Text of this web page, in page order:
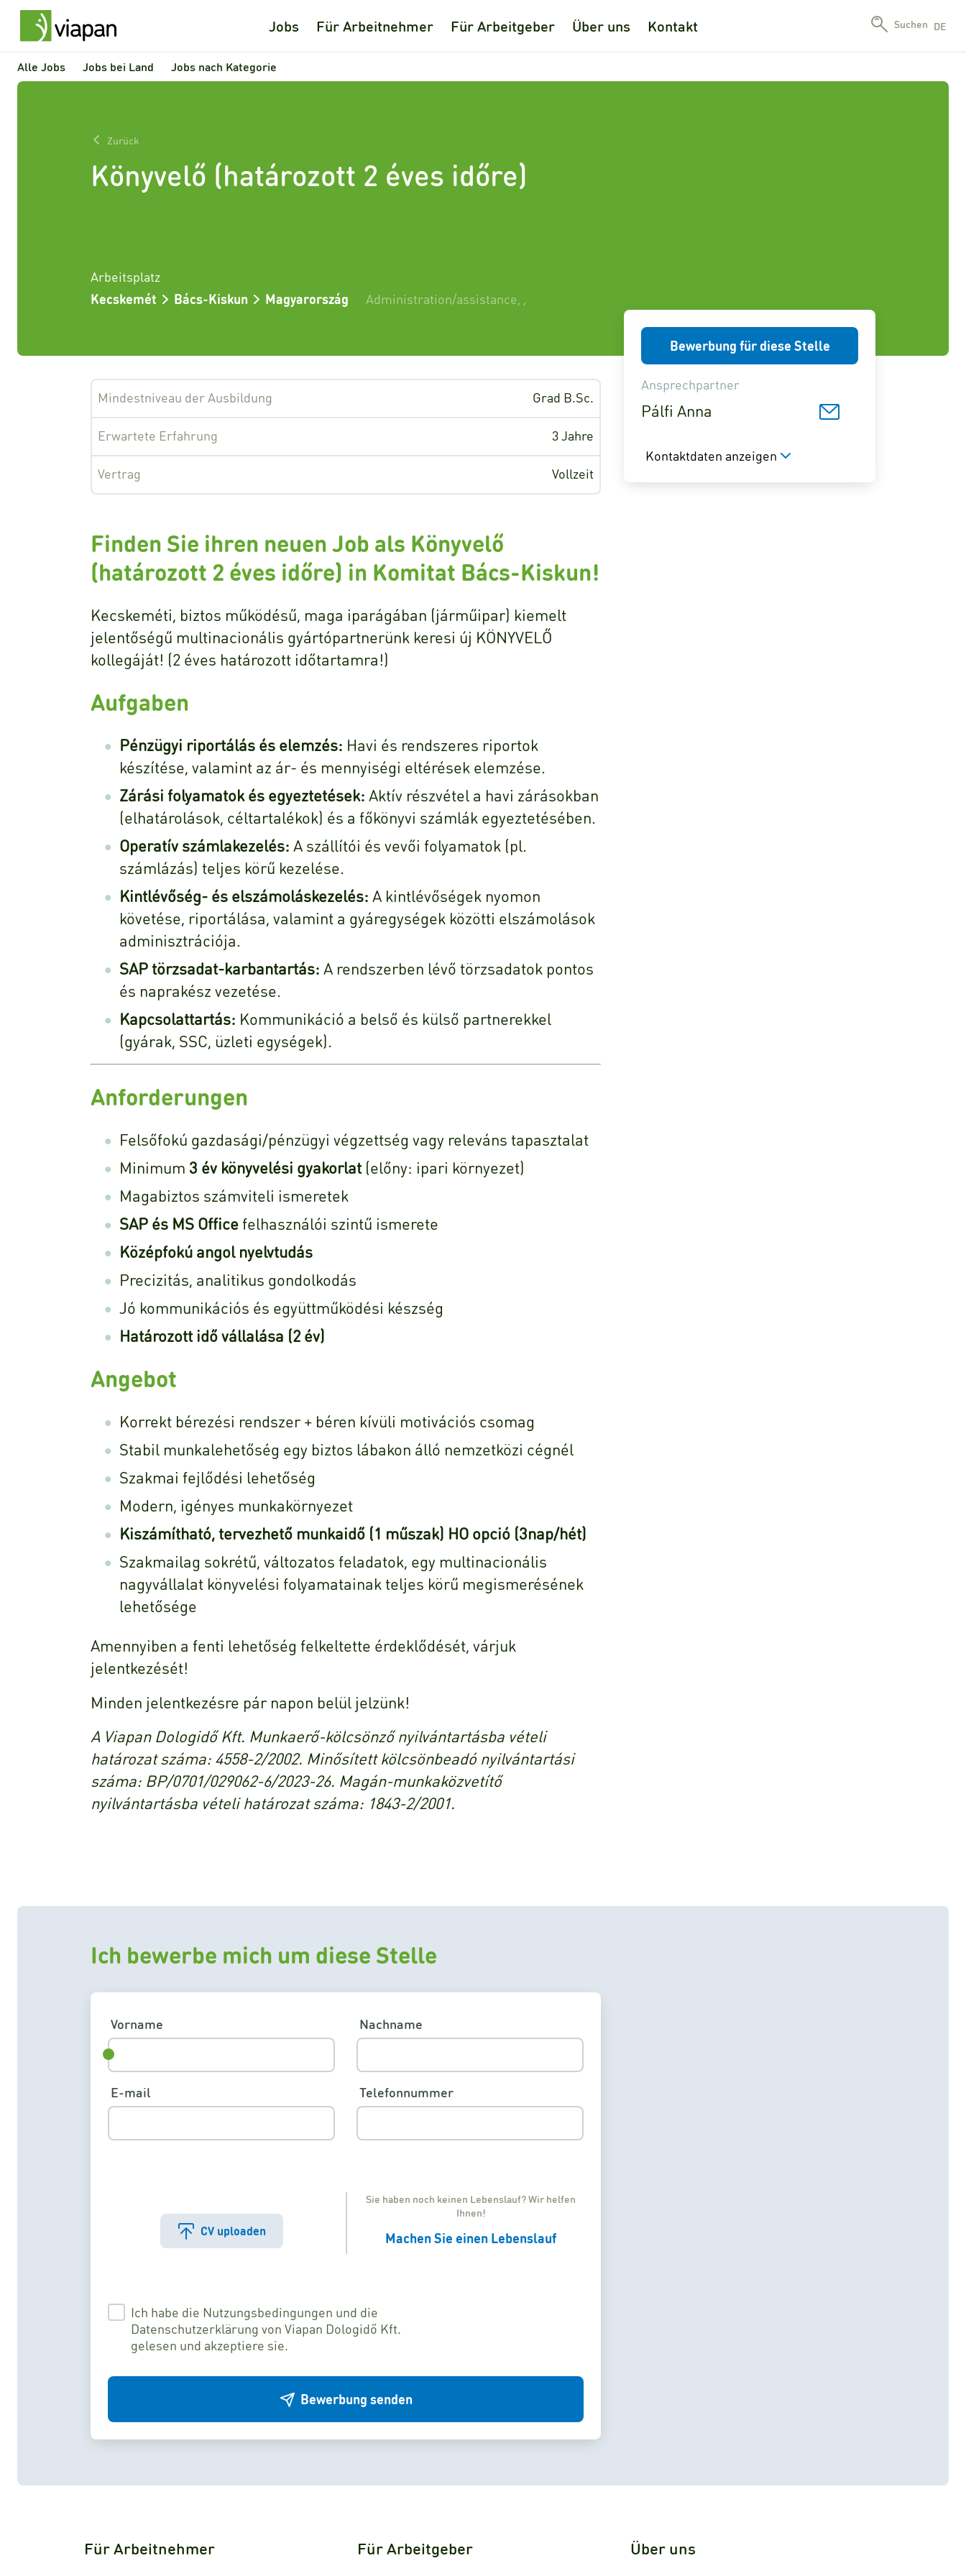
Jobs Für Arbeitnehmer Für Arbeitgeber Über uns Kontakt Suchen DE
Alle Jobs Jobs bei Land Jobs nach Kategorie
Zurück
Könyvelő (határozott 2 éves időre)
Arbeitsplatz
Kecskemét
Bács-Kiskun Magyarország Administration/assistance, ,
Mindestniveau der Ausbildung Grad B.Sc.
Erwartete Erfahrung 3 Jahre
Vertrag Vollzeit
Finden Sie ihren neuen Job als Könyvelő
(határozott 2 éves időre) in Komitat Bács-Kiskun!
Kecskeméti, biztos működésű, maga iparágában (járműipar) kiemelt
jelentőségű multinacionális gyártópartnerünk keresi új KÖNYVELŐ
kollegáját! (2 éves határozott időtartamra!)
Aufgaben
Pénzügyi riportálás és elemzés: Havi és rendszeres riportok
készítése, valamint az ár- és mennyiségi eltérések elemzése.
Zárási folyamatok és egyeztetések: Aktív részvétel a havi zárásokban
(elhatárolások, céltartalékok) és a főkönyvi számlák egyeztetésében.
Operatív számlakezelés: A szállítói és vevői folyamatok (pl.
számlázás) teljes körű kezelése.
Kintlévőség- és elszámoláskezelés: A kintlévőségek nyomon
követése, riportálása, valamint a gyáregységek közötti elszámolások
adminisztrációja.
SAP törzsadat-karbantartás: A rendszerben lévő törzsadatok pontos
és naprakész vezetése.
Kapcsolattartás: Kommunikáció a belső és külső partnerekkel
(gyárak, SSC, üzleti egységek).
Anforderungen
Felsőfokú gazdasági/pénzügyi végzettség vagy releváns tapasztalat
Minimum 3 év könyvelési gyakorlat(előny: ipari környezet)
Magabiztos számviteli ismeretek
SAP és MS Officefelhasználói szintű ismerete
Középfokú angol nyelvtudás
Precizitás, analitikus gondolkodás
Jó kommunikációs és együttműködési készség
Határozott idő vállalása (2 év)
Angebot
Korrekt bérezési rendszer + béren kívüli motivációs csomag
Stabil munkalehetőség egy biztos lábakon álló nemzetközi cégnél
Szakmai fejlődési lehetőség
Modern, igényes munkakörnyezet
Kiszámítható, tervezhető munkaidő (1 műszak) HO opció (3nap/hét)
Szakmailag sokrétű, változatos feladatok, egy multinacionális
nagyvállalat könyvelési folyamatainak teljes körű megismerésének
lehetősége
Amennyiben a fenti lehetőség felkeltette érdeklődését, várjuk
jelentkezését!
Minden jelentkezésre pár napon belül jelzünk!
A Viapan Dologidő Kft. Munkaerő-kölcsönző nyilvántartásba vételi
határozat száma: 4558-2/2002. Minősített kölcsönbeadó nyilvántartási
száma: BP/0701/029062-6/2023-26. Magán-munkaközvetítő
nyilvántartásba vételi határozat száma: 1843-2/2001.
Bewerbung für diese Stelle
Ansprechpartner
Pálfi Anna
Kontaktdaten anzeigen
Ich bewerbe mich um diese Stelle
Nachname
Vorname
E-mail Telefonnummer
CV uploaden
Sie haben noch keinen Lebenslauf? Wir helfen
Ihnen!
Machen Sie einen Lebenslauf
Ich habe die Nutzungsbedingungen und die
Datenschutzerklärung von Viapan Dologidő Kft.
gelesen und akzeptiere sie.
Bewerbung senden
Für Arbeitnehmer Für Arbeitgeber Über uns